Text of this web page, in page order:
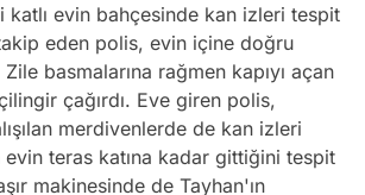
katlı evin bahçesinde kan izleri tespit
eden polis, evin içine doğru
basmalarına rağmen kapıyı açan
çağırdı. Eve giren polis,
merdivenlerde de kan izleri
teras katına kadar gittiğini tespit
makinesinde de Tayhan'ın